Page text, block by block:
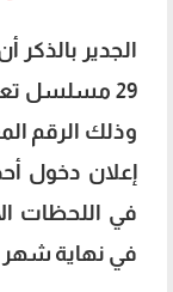
29 مسلسل
وذلك الرقم
إعلان دخول
في اللحظات
في نهاية